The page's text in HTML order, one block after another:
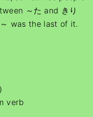
～た and きり
was the last of it.
verb